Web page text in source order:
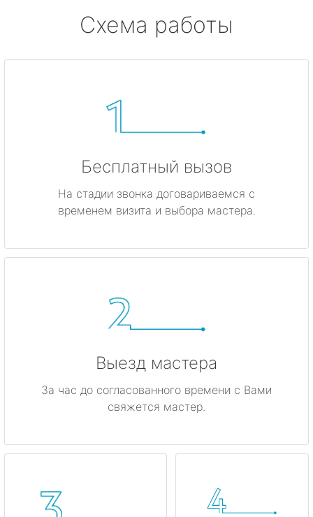
Схема работы
Бесплатный вызов
На стадии звонка договариваемся с
временем визита и выбора мастера.
Выезд мастера
За час до согласованного времени с Вами
свяжется мастер.